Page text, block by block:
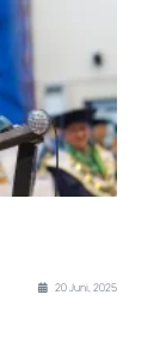
20 Juni, 2025